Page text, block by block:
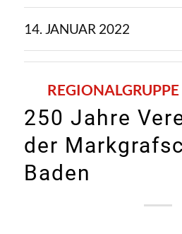
14. JANUAR 2022
250 Jahre
der
Baden